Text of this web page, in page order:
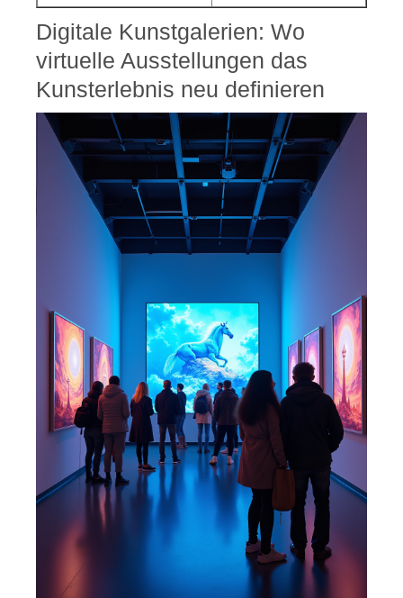
Digitale Kunstgalerien: Wo
virtuelle Ausstellungen das
Kunsterlebnis neu definieren